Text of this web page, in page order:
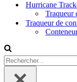
Hurricane
Traqueur
Traqueur de
Rechercher...